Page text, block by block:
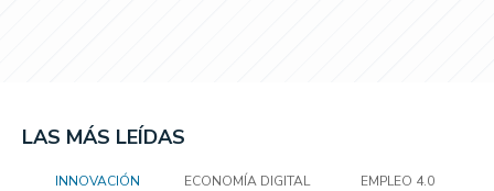
LAS MÁS LEÍDAS
INNOVACIÓN ECONOMÍA DIGITAL EMPLEO 4.0